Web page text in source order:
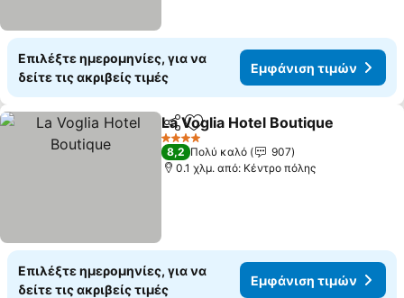
Επιλέξτε ημερομηνίες, για να
δείτε τις ακριβείς τιμές
Εμφάνιση τιμών
Κοινοποίηση
Προσθήκη στα αγαπημένα
La Voglia Hotel Boutique
4 Αστέρια
8,2 Πολύ καλό
907
0.1 χλμ. από: Κέντρο πόλης
Επιλέξτε ημερομηνίες, για να
δείτε τις ακριβείς τιμές
Εμφάνιση τιμών